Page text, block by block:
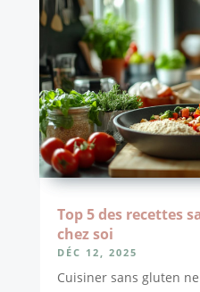
Top 5 des recettes
chez soi
DÉC 12, 2025
Cuisiner sans gluten